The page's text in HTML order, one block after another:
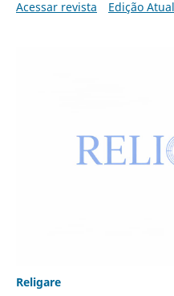
Acessar revista
Edição Atual
Religare